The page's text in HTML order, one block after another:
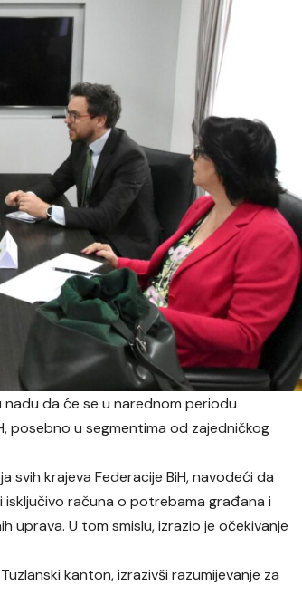
da će se u narednom periodu
posebno u segmentima od zajedničkog
svih krajeva Federacije BiH, navodeći da
isključivo računa o potrebama građana i
U tom smislu, izrazio je očekivanje
kanton, izrazivši razumijevanje za